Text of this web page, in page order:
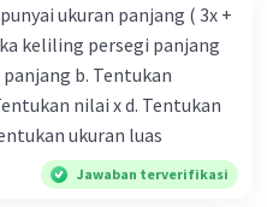
ukuran panjang ( 3x +
keliling persegi panjang
b. Tentukan
nilai x d. Tentukan
ukuran luas
Jawaban terverifikasi